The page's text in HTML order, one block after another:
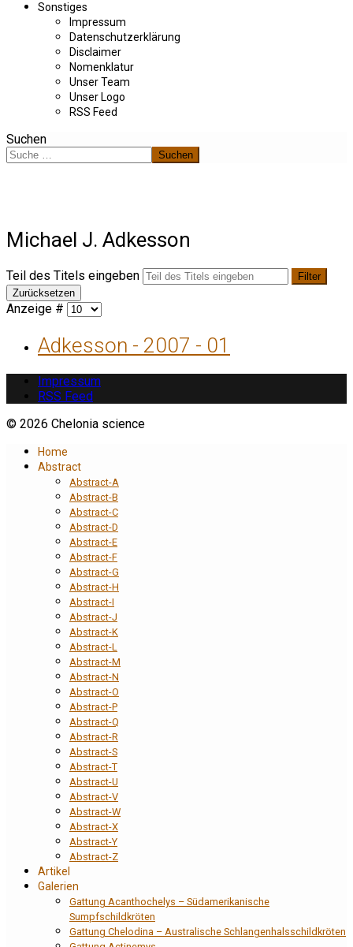
Sonstiges
Impressum
Datenschutzerklärung
Disclaimer
Nomenklatur
Unser Team
Unser Logo
RSS Feed
Suchen
Suchen
Michael J. Adkesson
Teil des Titels eingeben
Filter
Zurücksetzen
Anzeige #
Adkesson - 2007 - 01
Impressum
RSS Feed
© 2026 Chelonia science
Home
Abstract
Abstract-A
Abstract-B
Abstract-C
Abstract-D
Abstract-E
Abstract-F
Abstract-G
Abstract-H
Abstract-I
Abstract-J
Abstract-K
Abstract-L
Abstract-M
Abstract-N
Abstract-O
Abstract-P
Abstract-Q
Abstract-R
Abstract-S
Abstract-T
Abstract-U
Abstract-V
Abstract-W
Abstract-X
Abstract-Y
Abstract-Z
Artikel
Galerien
Gattung Acanthochelys – Südamerikanische
Sumpfschildkröten
Gattung Chelodina – Australische Schlangenhalsschildkröten